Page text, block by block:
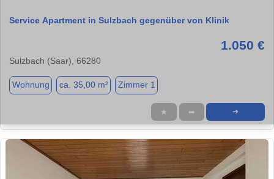
Service Apartment in Sulzbach gegenüber von Klinik
1.050 €
Sulzbach (Saar), 66280
Wohnung ca. 35,00 m² Zimmer 1
★ ➦ ➜